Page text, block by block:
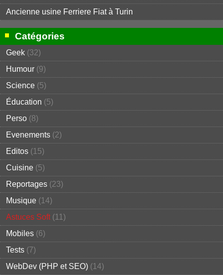
Ancienne usine Ferriere Fiat à Turin
Catégories
Geek (32)
Humour (9)
Science (5)
Éducation (5)
Perso (8)
Evenements (2)
Editos (15)
Cuisine (5)
Reportages (23)
Musique (14)
Astuces Soft(11)
Mobiles (6)
Tests (7)
WebDev (PHP et SEO) (14)